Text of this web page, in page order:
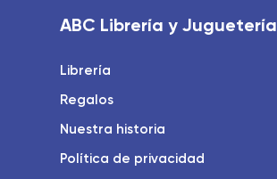
ABC Librería y Juguetería
Librería
Regalos
Nuestra historia
Política de privacidad